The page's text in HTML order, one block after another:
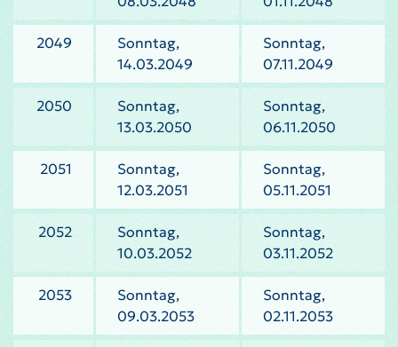
2049
Sonntag,
14.03.2049
Sonntag,
07.11.2049
2050
Sonntag,
13.03.2050
Sonntag,
06.11.2050
2051
Sonntag,
12.03.2051
Sonntag,
05.11.2051
2052
Sonntag,
10.03.2052
Sonntag,
03.11.2052
2053
Sonntag,
09.03.2053
Sonntag,
02.11.2053